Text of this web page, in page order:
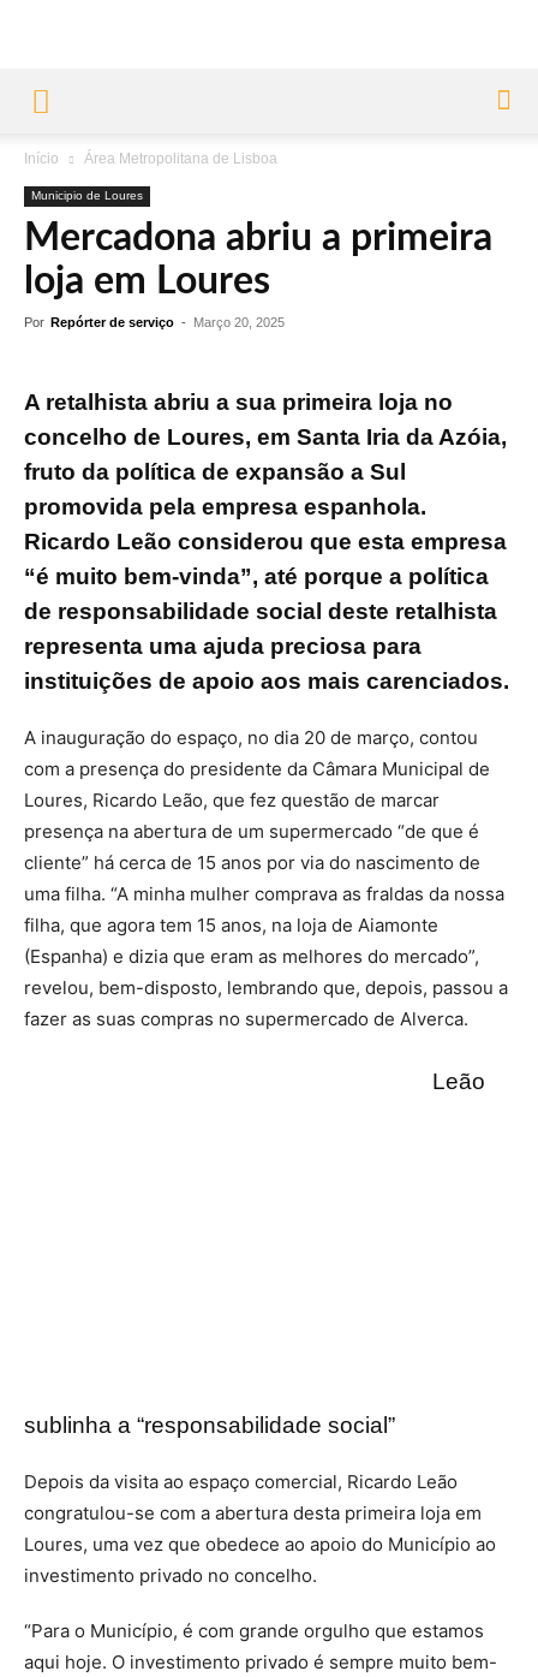
Início Área Metropolitana de Lisboa
Municipio de Loures
Mercadona abriu a primeira
loja em Loures
Por Repórter de serviço - Março 20, 2025
A retalhista abriu a sua primeira loja no
concelho de Loures, em Santa Iria da Azóia,
fruto da política de expansão a Sul
promovida pela empresa espanhola.
Ricardo Leão considerou que esta empresa
“é muito bem-vinda”, até porque a política
de responsabilidade social deste retalhista
representa uma ajuda preciosa para
instituições de apoio aos mais carenciados.
A inauguração do espaço, no dia 20 de março, contou
com a presença do presidente da Câmara Municipal de
Loures, Ricardo Leão, que fez questão de marcar
presença na abertura de um supermercado “de que é
cliente” há cerca de 15 anos por via do nascimento de
uma filha. “A minha mulher comprava as fraldas da nossa
filha, que agora tem 15 anos, na loja de Aiamonte
(Espanha) e dizia que eram as melhores do mercado”,
revelou, bem-disposto, lembrando que, depois, passou a
fazer as suas compras no supermercado de Alverca.
Leão
sublinha a “responsabilidade social”
Depois da visita ao espaço comercial, Ricardo Leão
congratulou-se com a abertura desta primeira loja em
Loures, uma vez que obedece ao apoio do Município ao
investimento privado no concelho.
“Para o Município, é com grande orgulho que estamos
aqui hoje. O investimento privado é sempre muito bem-